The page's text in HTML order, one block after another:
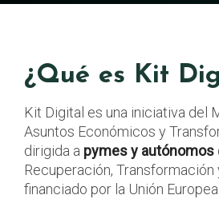
¿Qué es Kit
Kit Digital es una iniciativa del
Asuntos Económicos y
dirigida a pymes y autónomos
Recuperación, Transformación
financiado por la Unión